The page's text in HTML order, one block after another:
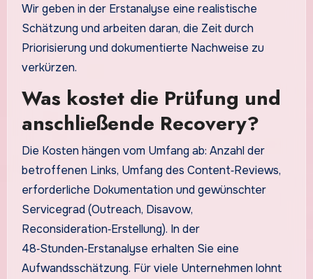
Wir geben in der Erstanalyse eine realistische
Schätzung und arbeiten daran, die Zeit durch
Priorisierung und dokumentierte Nachweise zu
verkürzen.
Was kostet die Prüfung und
anschließende Recovery?
Die Kosten hängen vom Umfang ab: Anzahl der
betroffenen Links, Umfang des Content‑Reviews,
erforderliche Dokumentation und gewünschter
Servicegrad (Outreach, Disavow,
Reconsideration‑Erstellung). In der
48‑Stunden‑Erstanalyse erhalten Sie eine
Aufwandsschätzung. Für viele Unternehmen lohnt